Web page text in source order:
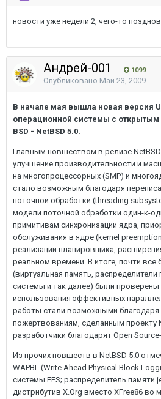
новости уже недели 2, чего-то
Андрей-001 1099
Опубликовано Май 23, 2009
В начале мая вышла новая версия
операционной системы с открытым
BSD - NetBSD 5.0.
Главным новшеством в релизе
улучшение производительности и
на многопроцессорных (SMP) и
стало возможным благодаря
поточной обработки (threading
модели поточной обработки один-к-
примитивам синхронизации ядра,
обслуживания в ядре (kernel
реализации планировщика,
реальном времени. В итоге, почти
(виртуальная память,
системы и так далее) были
использования эффективных
работы стали возможными
пожертвованиям, сделанным проекту
разработчики благодарят Open
Из прочих новшеств в NetBSD 5.0
WAPBL (Write Ahead Physical Block
системы FFS; распределитель памяти
дистрибутив X.Org вместо XFree86 во